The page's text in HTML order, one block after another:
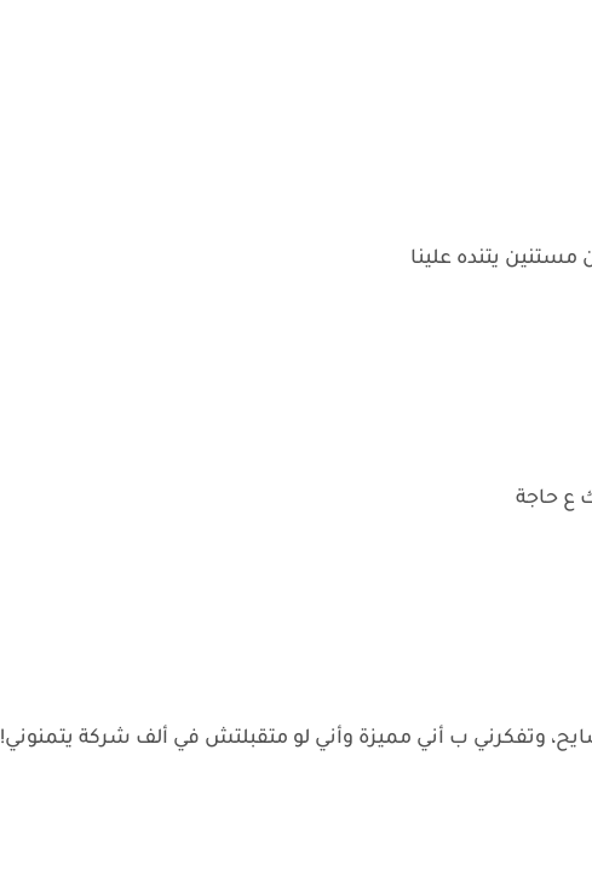
يتنده علينا
ع حاجة
وتفكرني ب أني مميزة وأني لو متقبلتش في ألف شركة يتمنوني!